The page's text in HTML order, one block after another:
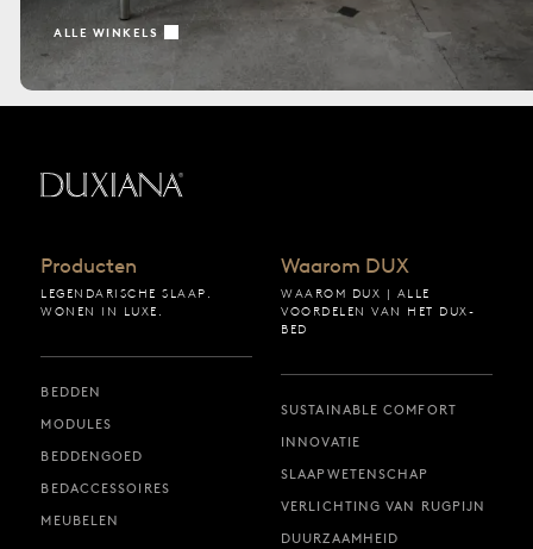
ALLE WINKELS
Producten
LEGENDARISCHE SLAAP.
WONEN IN LUXE.
BEDDEN
MODULES
BEDDENGOED
BEDACCESSOIRES
MEUBELEN
Waarom DUX
WAAROM DUX | ALLE
VOORDELEN VAN HET DUX-
BED
SUSTAINABLE COMFORT
INNOVATIE
SLAAPWETENSCHAP
VERLICHTING VAN RUGPIJN
DUURZAAMHEID